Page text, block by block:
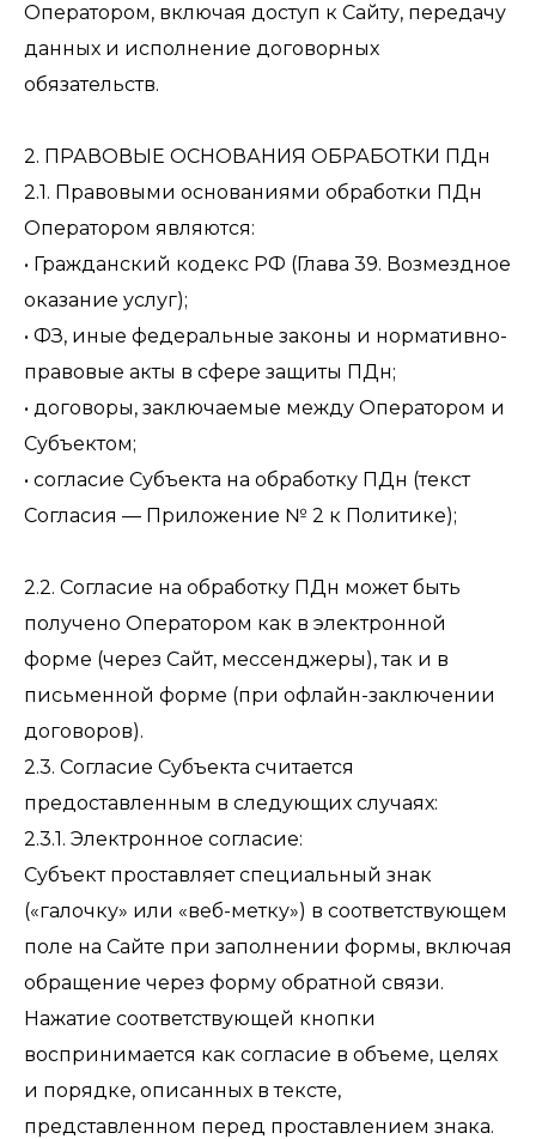
Оператором, включая доступ к Сайту, передачу
данных и исполнение договорных
обязательств.
2. ПРАВОВЫЕ ОСНОВАНИЯ ОБРАБОТКИ ПДн
2.1. Правовыми основаниями обработки ПДн
Оператором являются:
• Гражданский кодекс РФ (Глава 39. Возмездное
оказание услуг);
• ФЗ, иные федеральные законы и нормативно-
правовые акты в сфере защиты ПДн;
• договоры, заключаемые между Оператором и
Субъектом;
• согласие Субъекта на обработку ПДн (текст
Согласия — Приложение № 2 к Политике);
2.2. Согласие на обработку ПДн может быть
получено Оператором как в электронной
форме (через Сайт, мессенджеры), так и в
письменной форме (при офлайн-заключении
договоров).
2.3. Согласие Субъекта считается
предоставленным в следующих случаях:
2.3.1. Электронное согласие:
Субъект проставляет специальный знак
(«галочку» или «веб-метку») в соответствующем
поле на Сайте при заполнении формы, включая
обращение через форму обратной связи.
Нажатие соответствующей кнопки
воспринимается как согласие в объеме, целях
и порядке, описанных в тексте,
представленном перед проставлением знака.